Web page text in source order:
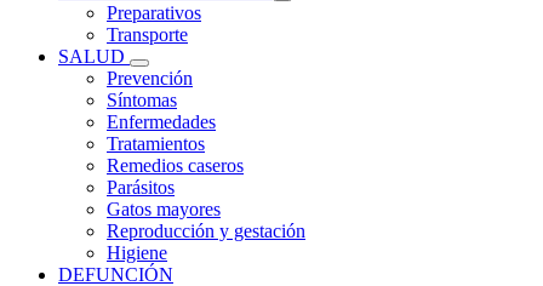
Preparativos
Transporte
SALUD
Prevención
Síntomas
Enfermedades
Tratamientos
Remedios caseros
Parásitos
Gatos mayores
Reproducción y gestación
Higiene
DEFUNCIÓN